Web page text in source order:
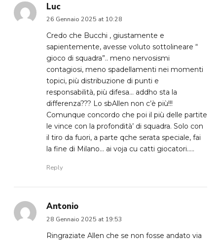
Luc
26 Gennaio 2025 at 10:28
Credo che Bucchi , giustamente e
sapientemente, avesse voluto sottolineare “
gioco di squadra”.. meno nervosismi
contagiosi, meno spadellamenti nei momenti
topici, più distribuzione di punti e
responsabilità, più difesa… addho sta la
differenza??? Lo sbAllen non c’è più!!!
Comunque concordo che poi il più delle partite
le vince con la profondità’ di squadra. Solo con
il tiro da fuori, a parte qche serata speciale, fai
la fine di Milano… ai voja cu catti giocatori…..
Reply
Antonio
28 Gennaio 2025 at 19:53
Ringraziate Allen che se non fosse andato via